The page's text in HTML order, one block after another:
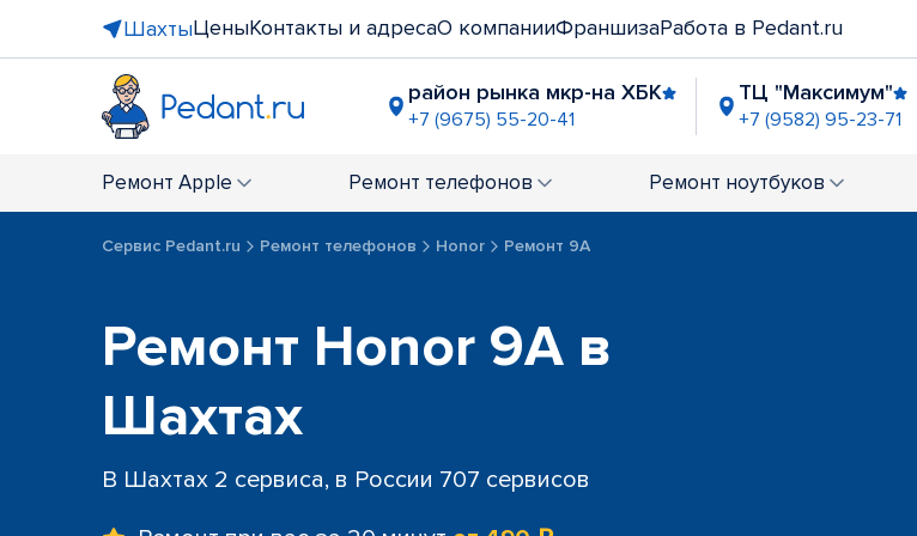
ШахтыЦеныКонтакты и адресаО компанииФраншизаРабота в Pedant.ru
район рынка мкр-на ХБК
+7 (9675) 55-20-41
ТЦ "Максимум"
+7 (9582) 95-23-71
Ремонт Apple Ремонт телефонов Ремонт ноутбуков
Сервис Pedant.ru Ремонт телефонов Honor Ремонт 9A
Ремонт Honor 9A в
Шахтах
В Шахтах 2 сервиса, в России 707 сервисов